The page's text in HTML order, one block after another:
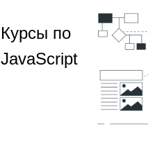
Курсы по
JavaScript